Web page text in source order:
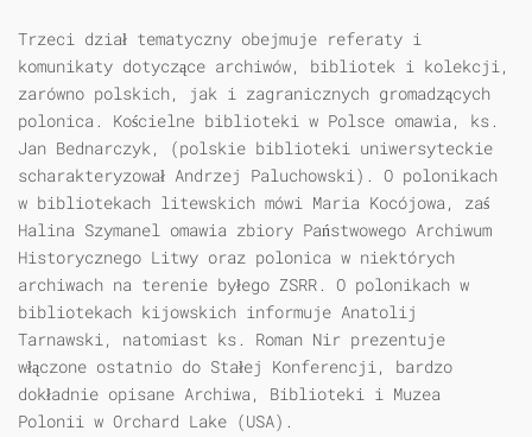
Trzeci dział tematyczny obejmuje referaty i
komunikaty dotyczące archiwów, bibliotek i kolekcji,
zarówno polskich, jak i zagranicznych gromadzących
polonica. Kościelne biblioteki w Polsce omawia, ks.
Jan Bednarczyk, (polskie biblioteki uniwersyteckie
scharakteryzował Andrzej Paluchowski). O polonikach
w bibliotekach litewskich mówi Maria Kocójowa, zaś
Halina Szymanel omawia zbiory Państwowego Archiwum
Historycznego Litwy oraz polonica w niektórych
archiwach na terenie byłego ZSRR. O polonikach w
bibliotekach kijowskich informuje Anatolij
Tarnawski, natomiast ks. Roman Nir prezentuje
włączone ostatnio do Stałej Konferencji, bardzo
dokładnie opisane Archiwa, Biblioteki i Muzea
Polonii w Orchard Lake (USA).